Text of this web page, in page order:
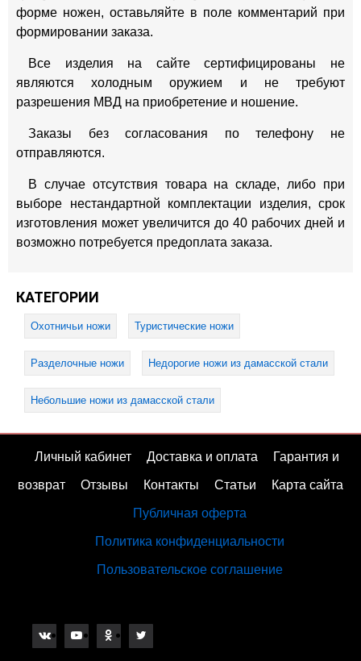
форме ножен, оставьляйте в поле комментарий при
формировании заказа.
Все изделия на сайте сертифицированы не
являются холодным оружием и не требуют
разрешения МВД на приобретение и ношение.
Заказы без согласования по телефону не
отправляются.
В случае отсутствия товара на складе, либо при
выборе нестандартной комплектации изделия, срок
изготовления может увеличится до 40 рабочих дней и
возможно потребуется предоплата заказа.
КАТЕГОРИИ
Охотничьи ножи Туристические ножи
Разделочные ножи Недорогие ножи из дамасской стали
Небольшие ножи из дамасской стали
Личный кабинет Доставка и оплата Гарантия и
возврат Отзывы Контакты Статьи Карта сайта
Публичная оферта
Политика конфиденциальности
Пользовательское соглашение